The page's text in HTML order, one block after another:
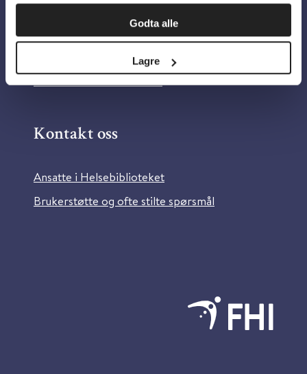
Godta alle
Lagre
Personvern og informasjonskapsler
Tilgjengelighetserklæring
Information in English
Bilder fra Colourbox.com
Kontakt oss
Ansatte i Helsebiblioteket
Brukerstøtte og ofte stilte spørsmål